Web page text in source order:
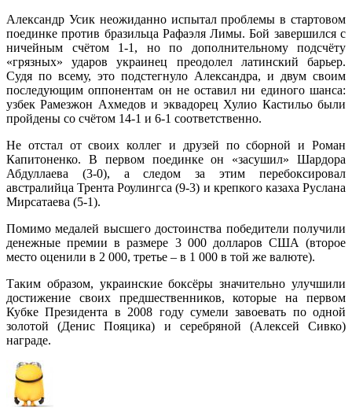
Александр Усик неожиданно испытал проблемы в стартовом
поединке против бразильца Рафаэля Лимы. Бой завершился с
ничейным счётом 1-1, но по дополнительному подсчёту
«грязных» ударов украинец преодолел латинский барьер.
Судя по всему, это подстегнуло Александра, и двум своим
последующим оппонентам он не оставил ни единого шанса:
узбек Рамезжон Ахмедов и эквадорец Хулио Кастильо были
пройдены со счётом 14-1 и 6-1 соответственно.
Не отстал от своих коллег и друзей по сборной и Роман
Капитоненко. В первом поединке он «засушил» Шардора
Абдуллаева (3-0), а следом за этим перебоксировал
австралийца Трента Роулингса (9-3) и крепкого казаха Руслана
Мирсатаева (5-1).
Помимо медалей высшего достоинства победители получили
денежные премии в размере 3 000 долларов США (второе
место оценили в 2 000, третье – в 1 000 в той же валюте).
Таким образом, украинские боксёры значительно улучшили
достижение своих предшественников, которые на первом
Кубке Президента в 2008 году сумели завоевать по одной
золотой (Денис Пояцика) и серебряной (Алексей Сивко)
награде.